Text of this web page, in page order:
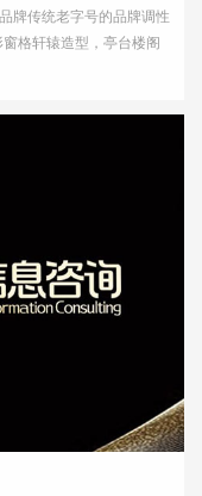
牌传统老字号的品牌调性
格轩辕造型，亭台楼阁